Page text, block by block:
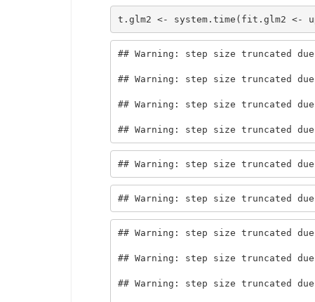
t.glm2 <- system.time(fit.glm2 <-
## Warning: step size truncated
## Warning: step size truncated
## Warning: step size truncated
## Warning: step size truncated
## Warning: step size truncated
## Warning: step size truncated
## Warning: step size truncated
## Warning: step size truncated
## Warning: step size truncated